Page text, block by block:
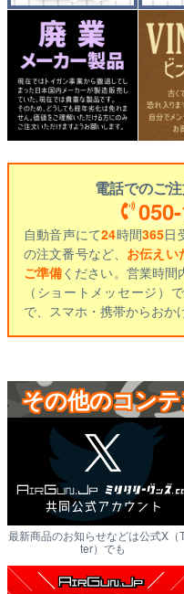
電話でのご
自動音声にて24時間365日
の注文番号など、 お伝えい
ご準備ください。営業時
（ショートメッセージ）
で、スマホ・携帯からおか
その他のコン
最新商品のお知らせなどは公式X（
ter）でも